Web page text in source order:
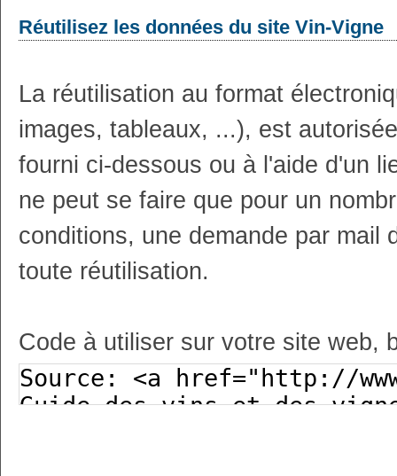
Réutilisez les données du site Vin-Vigne
La réutilisation au format
images, tableaux, ...), est
fourni ci-dessous ou à l'aide d'un
ne peut se faire que pour un
conditions, une demande par mail
toute réutilisation.
Code à utiliser sur votre site web,